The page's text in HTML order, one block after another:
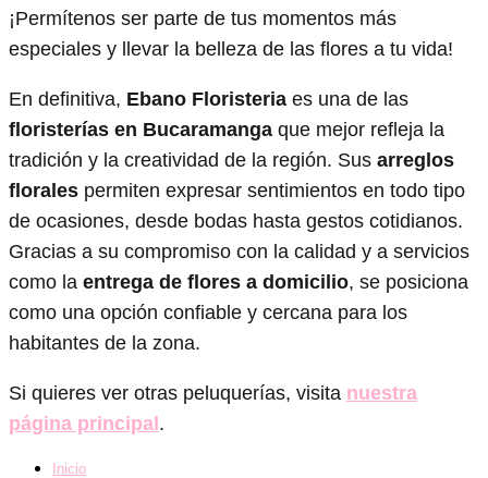
¡Permítenos ser parte de tus momentos más
especiales y llevar la belleza de las flores a tu vida!
En definitiva, Ebano Floristeria es una de las
floristerías en Bucaramanga que mejor refleja la
tradición y la creatividad de la región. Sus arreglos
florales permiten expresar sentimientos en todo tipo
de ocasiones, desde bodas hasta gestos cotidianos.
Gracias a su compromiso con la calidad y a servicios
como la entrega de flores a domicilio, se posiciona
como una opción confiable y cercana para los
habitantes de la zona.
Si quieres ver otras peluquerías, visita nuestra
página principal.
Inicio